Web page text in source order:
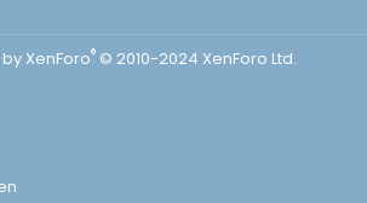
XenForo® © 2010-2024 XenForo Ltd.